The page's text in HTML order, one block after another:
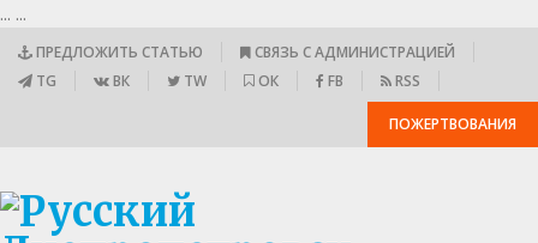
... ...
ПРЕДЛОЖИТЬ СТАТЬЮ
СВЯЗЬ С АДМИНИСТРАЦИЕЙ
TG
ВК TW ОК FB RSS
ПОЖЕРТВОВАНИЯ